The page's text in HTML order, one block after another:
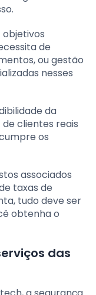
objetivos
de
ou gestão
nesses
da
de clientes reais
os
associados
taxas de
tudo deve ser
obtenha o
das